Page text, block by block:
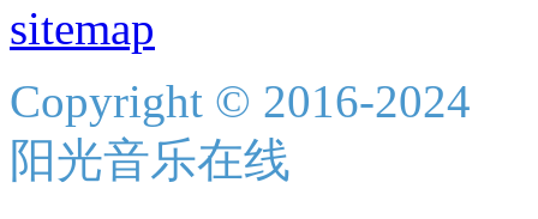
sitemap
Copyright © 2016-2024
阳光音乐在线